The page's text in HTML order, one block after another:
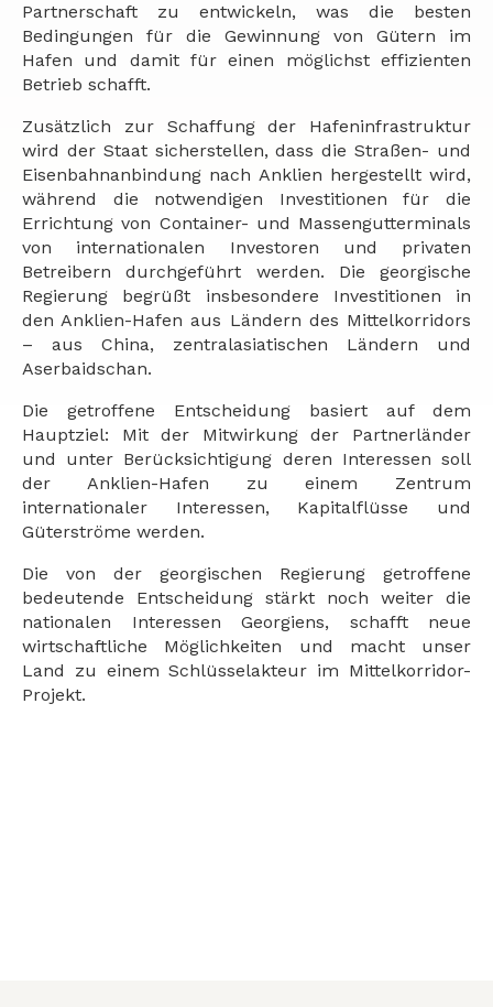
Partnerschaft zu entwickeln, was die besten
Bedingungen für die Gewinnung von Gütern im
Hafen und damit für einen möglichst effizienten
Betrieb schafft.
Zusätzlich zur Schaffung der Hafeninfrastruktur
wird der Staat sicherstellen, dass die Straßen- und
Eisenbahnanbindung nach Anklien hergestellt wird,
während die notwendigen Investitionen für die
Errichtung von Container- und Massengutterminals
von internationalen Investoren und privaten
Betreibern durchgeführt werden. Die georgische
Regierung begrüßt insbesondere Investitionen in
den Anklien-Hafen aus Ländern des Mittelkorridors
– aus China, zentralasiatischen Ländern und
Aserbaidschan.
Die getroffene Entscheidung basiert auf dem
Hauptziel: Mit der Mitwirkung der Partnerländer
und unter Berücksichtigung deren Interessen soll
der Anklien-Hafen zu einem Zentrum
internationaler Interessen, Kapitalflüsse und
Güterströme werden.
Die von der georgischen Regierung getroffene
bedeutende Entscheidung stärkt noch weiter die
nationalen Interessen Georgiens, schafft neue
wirtschaftliche Möglichkeiten und macht unser
Land zu einem Schlüsselakteur im Mittelkorridor-
Projekt.